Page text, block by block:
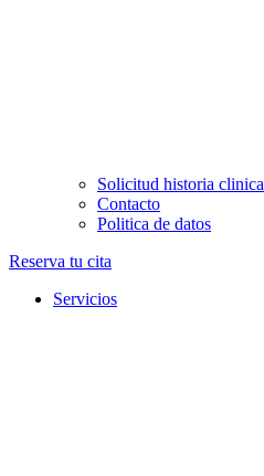
Solicitud historia clinica
Contacto
Politica de datos
Reserva tu cita
Servicios